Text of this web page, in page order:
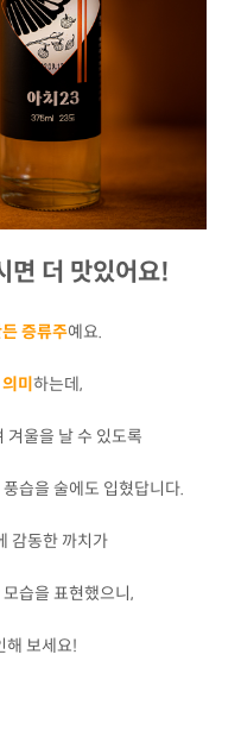
면 더 맛있어요!
증류주예요.
미 하는데,
겨울을 날 수 있도록
습을 술에도 입혔답니다.
감동한 까치가
습을 표현했으니,
해 보세요!